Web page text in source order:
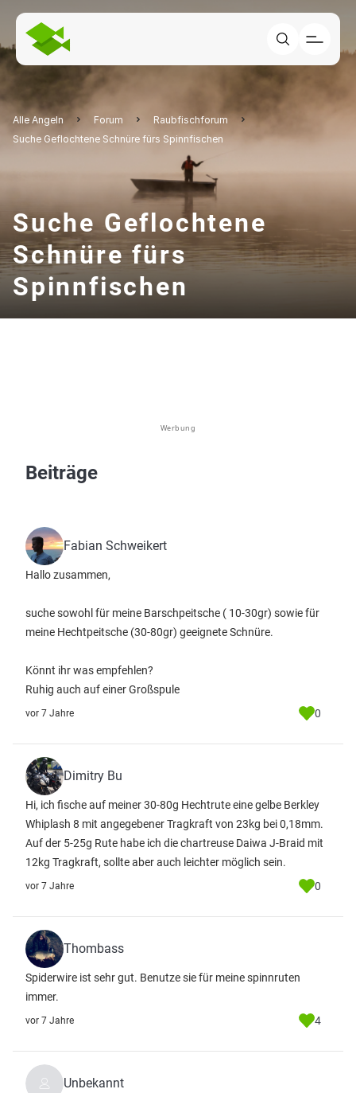
Alle Angeln Forum
Raubfischforum
Suche Geflochtene Schnüre fürs Spinnfischen
Suche Geflochtene
Schnüre fürs
Spinnfischen
Werbung
Beiträge
Fabian Schweikert
Hallo zusammen,
suche sowohl für meine Barschpeitsche ( 10-30gr) sowie für
meine Hechtpeitsche (30-80gr) geeignete Schnüre.
Könnt ihr was empfehlen?
Ruhig auch auf einer Großspule
vor 7 Jahre 0
Dimitry Bu
Hi, ich fische auf meiner 30-80g Hechtrute eine gelbe Berkley
Whiplash 8 mit angegebener Tragkraft von 23kg bei 0,18mm.
Auf der 5-25g Rute habe ich die chartreuse Daiwa J-Braid mit
12kg Tragkraft, sollte aber auch leichter möglich sein.
vor 7 Jahre 0
Thombass
Spiderwire ist sehr gut. Benutze sie für meine spinnruten
immer.
vor 7 Jahre 4
Unbekannt